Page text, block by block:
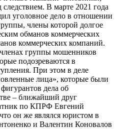
следствием. В марте 2021 года
уголовное дело в отношении
члены которой долгое
обманов коммерческих
коммерческих компаний.
группы мошенников
подозреваются в
При этом в деле
лица», которые были
дела об
– ближайший друг
по КПРФ Евгений
он же являлся юристом в
и Валентин Коновалов